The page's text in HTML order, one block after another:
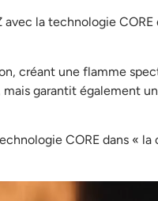
la technologie CORE
créant une flamme
garantit également
CORE dans «